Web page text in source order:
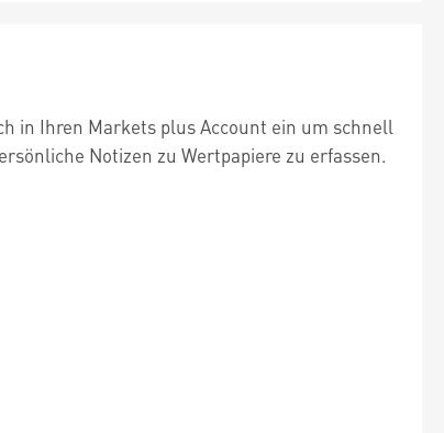
in Ihren Markets plus Account ein um schnell
Notizen zu Wertpapiere zu erfassen.